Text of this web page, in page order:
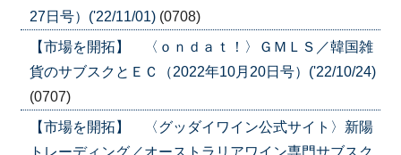
27日号）('22/11/01) (0708)
【市場を開拓】 〈ｏｎｄａｔ！〉ＧＭＬＳ／韓国雑
貨のサブスクとＥＣ（2022年10月20日号）('22/10/24)
(0707)
【市場を開拓】 〈グッダイワイン公式サイト〉新陽
トレーディング／オーストラリアワイン専門サブスク